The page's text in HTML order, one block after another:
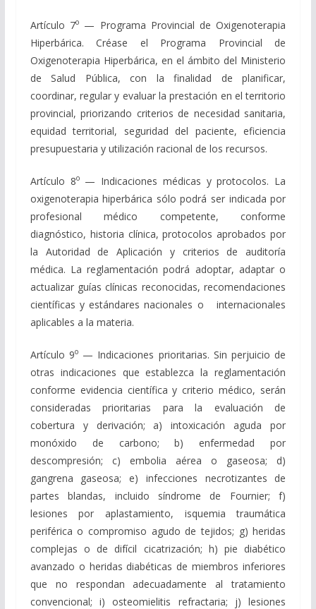
Artículo 7o— Programa Provincial de Oxigenoterapia
Hiperbárica. Créase el Programa Provincial de
Oxigenoterapia Hiperbárica, en el ámbito del Ministerio
de Salud Pública, con la finalidad de planificar,
coordinar, regular y evaluar la prestación en el territorio
provincial, priorizando criterios de necesidad sanitaria,
equidad territorial, seguridad del paciente, eficiencia
presupuestaria y utilización racional de los recursos.
Artículo 8o— Indicaciones médicas y protocolos. La
oxigenoterapia hiperbárica sólo podrá ser indicada por
profesional médico competente, conforme
diagnóstico, historia clínica, protocolos aprobados por
la Autoridad de Aplicación y criterios de auditoría
médica. La reglamentación podrá adoptar, adaptar o
actualizar guías clínicas reconocidas, recomendaciones
científicas y estándares nacionales o internacionales
aplicables a la materia.
Artículo 9o— Indicaciones prioritarias. Sin perjuicio de
otras indicaciones que establezca la reglamentación
conforme evidencia científica y criterio médico, serán
consideradas prioritarias para la evaluación de
cobertura y derivación; a) intoxicación aguda por
monóxido de carbono; b) enfermedad por
descompresión; c) embolia aérea o gaseosa; d)
gangrena gaseosa; e) infecciones necrotizantes de
partes blandas, incluido síndrome de Fournier; f)
lesiones por aplastamiento, isquemia traumática
periférica o compromiso agudo de tejidos; g) heridas
complejas o de difícil cicatrización; h) pie diabético
avanzado o heridas diabéticas de miembros inferiores
que no respondan adecuadamente al tratamiento
convencional; i) osteomielitis refractaria; j) lesiones